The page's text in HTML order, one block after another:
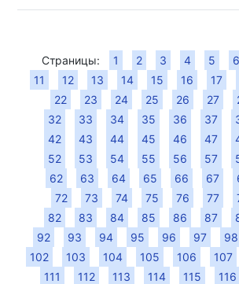
Страницы: 1 2 3 4 5
6
11
12 13 14 15 16
17
22
23 24 25 26 27
32
33 34 35 36 37
42
43 44 45 46 47
52
53 54 55 56 57
62
63 64 65 66 67
72
73 74 75 76 77
82
83 84 85 86 87
92
93 94 95 96 97
98
102
103 104 105 106
107
111
112 113 114 115
116